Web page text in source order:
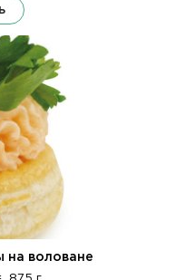
на воловане